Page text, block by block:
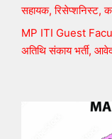
सहायक, रिसेप्शनिस्ट,
MP ITI Guest
अतिथि संकाय भर्ती,